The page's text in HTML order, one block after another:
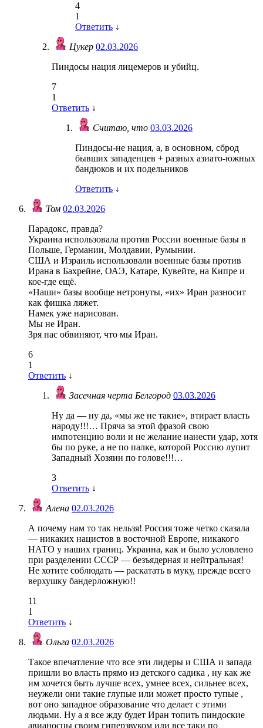
4
1
Ответить ↓
Цукер 02.03.2026
Пиндосы нация лицемеров и убийц.
7
1
Ответить ↓
Считаю, что 03.03.2026
Пиндосы-не нация, а, в основном, сброд
бывших западенцев + разных азиато-южных
бандюков и их подельников
Ответить ↓
Том 02.03.2026
Парадокс, правда?
Украина использовала против России военные базы в
Польше, Германии, Молдавии, Румынии.
США и Израиль использовали военные базы против
Ирана в Бахрейне, ОАЭ, Катаре, Кувейте, на Кипре и
кое-где ещё.
«Наши» базы вообще нетронуты, «их» Иран разносит
как фишка ляжет.
Намек уже нарисован.
Мы не Иран.
Зря нас обвиняют, что мы Иран.
6
1
Ответить ↓
Засечная черта Белгород 03.03.2026
Ну да — ну да, «мы же не такие», втирает власть
народу!!!… Пряча за этой фразой свою
импотенцию воли и не желание нанести удар, хотя
бы по руке, а не по палке, которой Россию лупит
Западный Хозяин по голове!!!…
3
Ответить ↓
Алена 02.03.2026
А почему нам то так нельзя! Россия тоже четко сказала
— никаких нацистов в восточной Европе, никакого
НАТО у наших границ. Украина, как и было условлено
при разделении СССР — безъядерная и нейтральная!
Не хотите соблюдать — раскатать в муку, прежде всего
верхушку бандерложную!!
11
1
Ответить ↓
Ольга 02.03.2026
Такое впечатление что все эти лидеры и США и запада
пришли во власть прямо из детского садика , ну как же
им хочется быть лучше всех, умнее всех, сильнее всех,
неужели они такие глупые или может просто тупые ,
вот оно западное образование что делает с этими
людьми. Ну а я все жду будет Иран топить пиндоские
авианосцы своим гиперзвуком или все таки по